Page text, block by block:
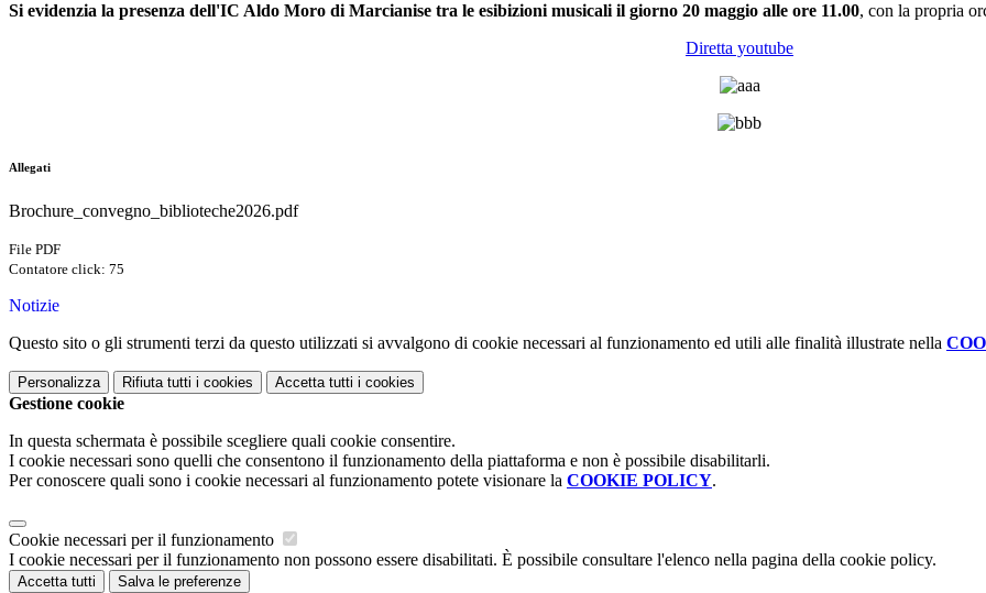
Si evidenzia la presenza dell'IC Aldo Moro di Marcianise tra le esibizioni musicali il giorno 20 maggio alle ore 11.00, con la propria
Diretta youtube
Allegati
Brochure_convegno_biblioteche2026.pdf
File PDF
Contatore click: 75
Notizie
Questo sito o gli strumenti terzi da questo utilizzati si avvalgono di cookie necessari al funzionamento ed utili alle finalità illustrate nella
Personalizza Rifiuta tutti i cookies Accetta tutti i cookies
Gestione cookie
In questa schermata è possibile scegliere quali cookie consentire.
I cookie necessari sono quelli che consentono il funzionamento della piattaforma e non è possibile disabilitarli.
Per conoscere quali sono i cookie necessari al funzionamento potete visionare la COOKIE POLICY.
Cookie necessari per il funzionamento
I cookie necessari per il funzionamento non possono essere disabilitati. È possibile consultare l'elenco nella pagina della cookie policy.
Accetta tutti Salva le preferenze